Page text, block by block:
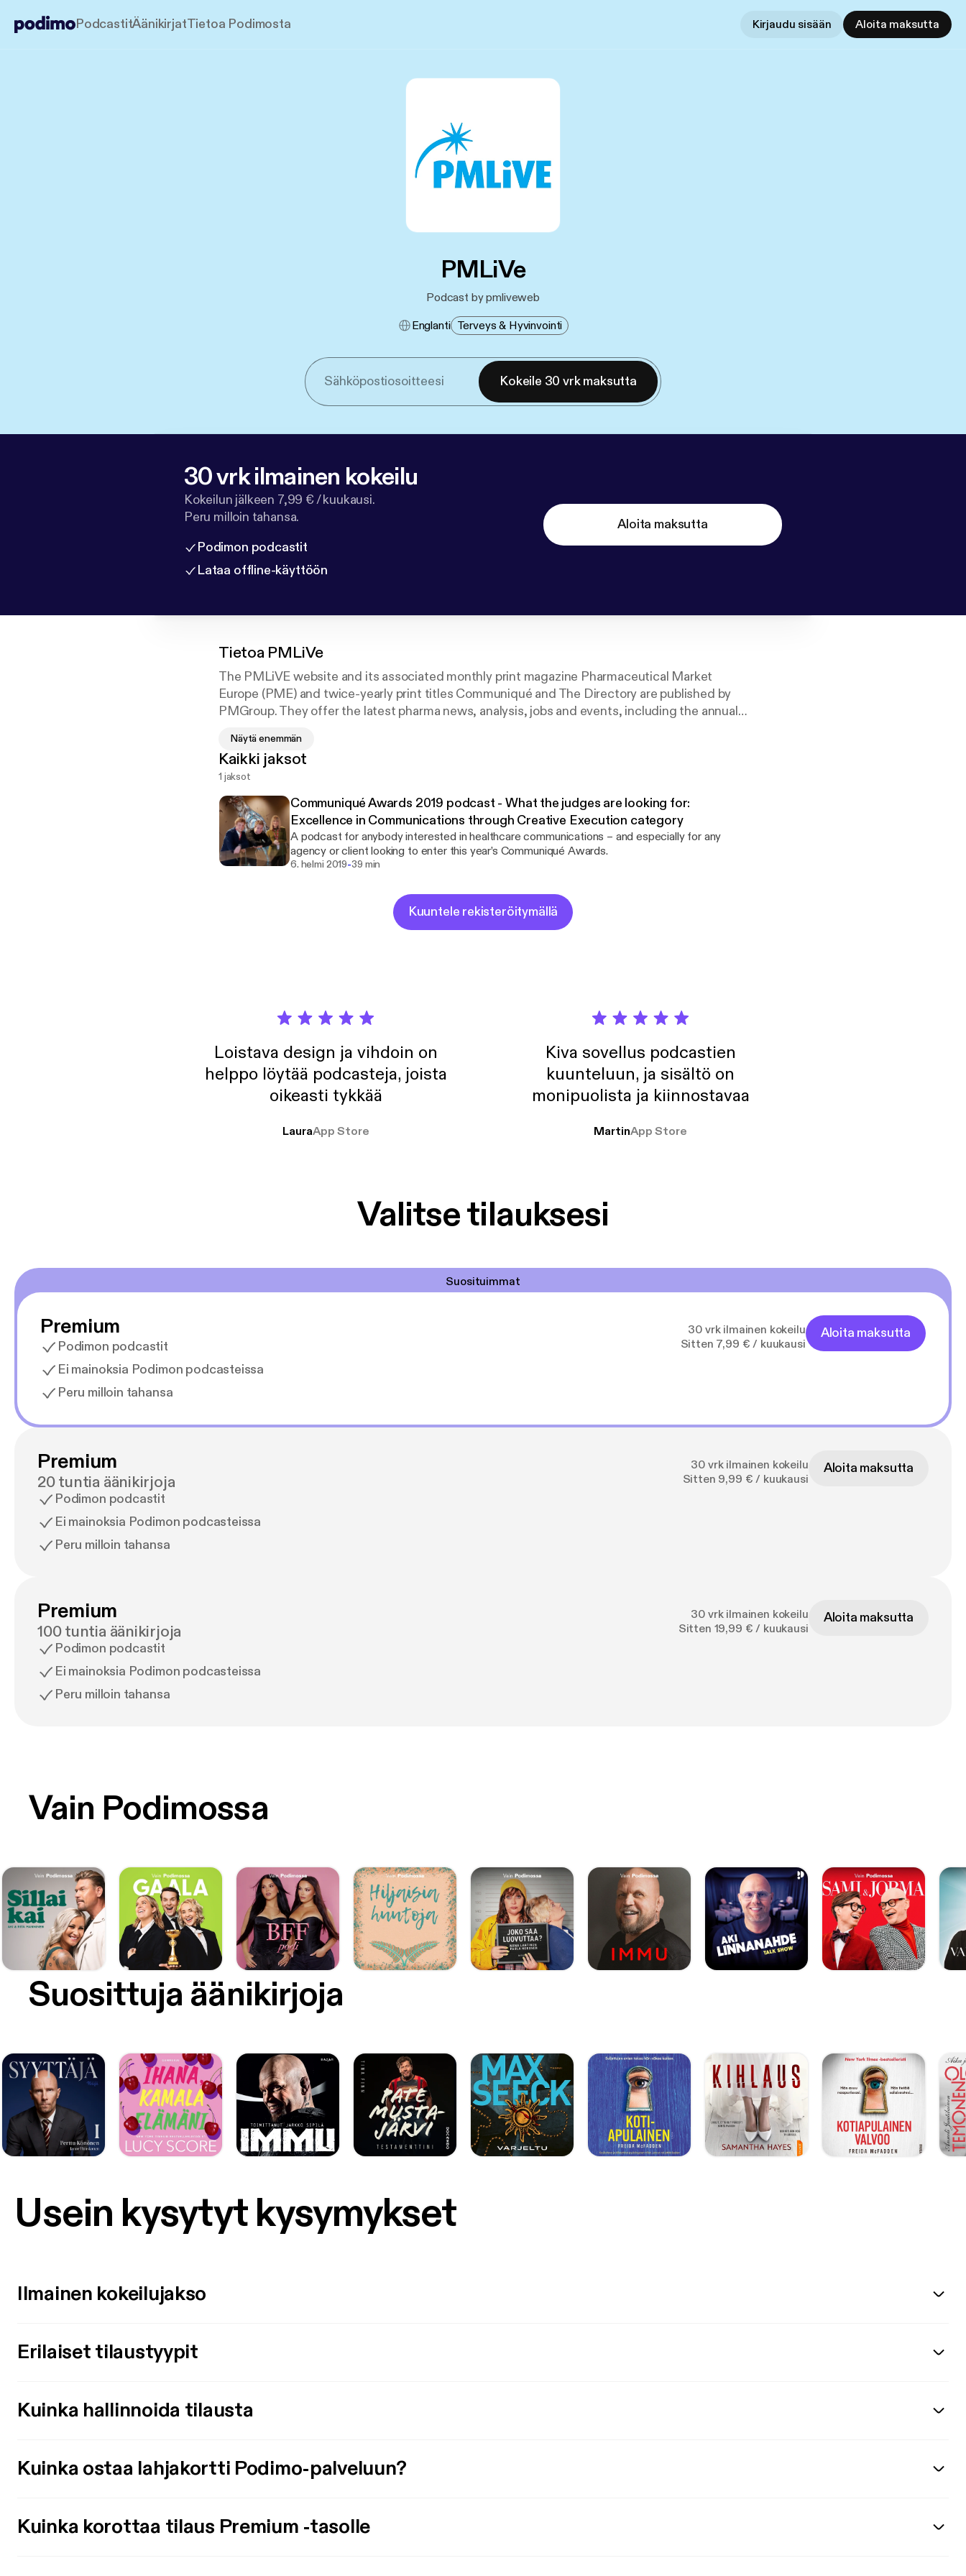
PodcastitÄänikirjatTietoa Podimosta Kirjaudu sisään Aloita maksutta
PMLiVe
Podcast by pmliveweb
Englanti Terveys & Hyvinvointi
Kokeile 30 vrk maksutta
30 vrk ilmainen kokeilu
Kokeilun jälkeen 7,99 € / kuukausi.
Peru milloin tahansa.
Podimon podcastit
Lataa offline-käyttöön
Aloita maksutta
Tietoa PMLiVe
The PMLiVE website and its associated monthly print magazine Pharmaceutical Market
Europe (PME) and twice-yearly print titles Communiqué and The Directory are published by
PMGroup. They offer the latest pharma news, analysis, jobs and events, including the annual
Näytä enemmän
Kaikki jaksot
1 jaksot
Communiqué Awards 2019 podcast - What the judges are looking for:
Excellence in Communications through Creative Execution category
A podcast for anybody interested in healthcare communications – and especially for any
agency or client looking to enter this year’s Communiqué Awards.
6. helmi 2019-39 min
Kuuntele rekisteröitymällä
Loistava design ja vihdoin on
helppo löytää podcasteja, joista
oikeasti tykkää
LauraApp Store
Kiva sovellus podcastien
kuunteluun, ja sisältö on
monipuolista ja kiinnostavaa
MartinApp Store
Valitse tilauksesi
Suosituimmat
Premium
Podimon podcastit
Ei mainoksia Podimon podcasteissa
Peru milloin tahansa
30 vrk ilmainen kokeilu
Sitten 7,99 € / kuukausi
Aloita maksutta
Premium
20 tuntia äänikirjoja
Podimon podcastit
Ei mainoksia Podimon podcasteissa
Peru milloin tahansa
30 vrk ilmainen kokeilu
Sitten 9,99 € / kuukausi
Aloita maksutta
Premium
100 tuntia äänikirjoja
Podimon podcastit
Ei mainoksia Podimon podcasteissa
Peru milloin tahansa
30 vrk ilmainen kokeilu
Sitten 19,99 € / kuukausi
Aloita maksutta
Vain Podimossa
Suosittuja äänikirjoja
Usein kysytyt kysymykset
Ilmainen kokeilujakso
Erilaiset tilaustyypit
Kuinka hallinnoida tilausta
Kuinka ostaa lahjakortti Podimo-palveluun?
Kuinka korottaa tilaus Premium -tasolle